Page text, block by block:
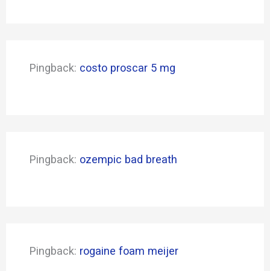
Pingback: costo proscar 5 mg
Pingback: ozempic bad breath
Pingback: rogaine foam meijer